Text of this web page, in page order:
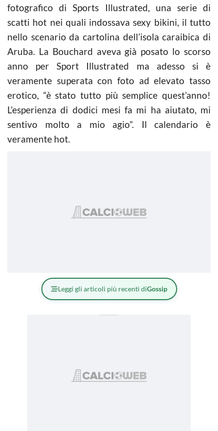
fotografico di Sports Illustrated, una serie di
scatti hot nei quali indossava sexy bikini, il tutto
nello scenario da cartolina dell’isola caraibica di
Aruba. La Bouchard aveva già posato lo scorso
anno per Sport Illustrated ma adesso si è
veramente superata con foto ad elevato tasso
erotico, “è stato tutto più semplice quest’anno!
L’esperienza di dodici mesi fa mi ha aiutato, mi
sentivo molto a mio agio”. Il calendario è
veramente hot.
Leggi gli articoli più recenti diGossip